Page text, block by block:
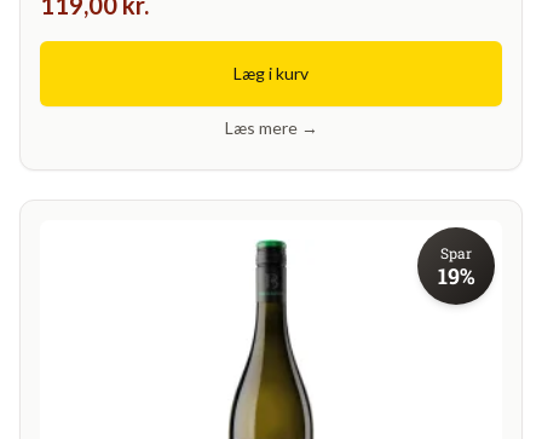
Læg i kurv
Læs mere →
Spar
19%